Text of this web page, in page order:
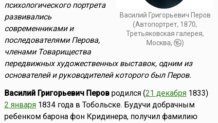
Василий Григорьевич Перов
(Автопортрет, 1870,
Третьяковская галерея,
Москва,
)
психологического портрета
развивались
современниками и
последователями Перова,
членами Товарищества
передвижных художественных выставок, одним из
основателей и руководителей которого был Перов.
Василий Григорьевич Перовродился (21 декабря1833)
2 января1834 года в Тобольске. Будучи добрачным
ребенком барона фон Кридинера, получил фамилию